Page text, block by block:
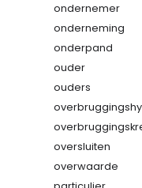
ondernemer
onderneming
onderpand
ouder
ouders
oversluiten
overwaarde